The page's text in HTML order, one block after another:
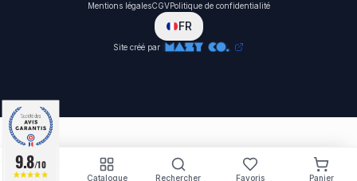
Mentions légalesCGVPolitique de confidentialité
FR
Site créé par
Accueil Catalogue Rechercher Favoris Panier
9.8/10
9.8/10